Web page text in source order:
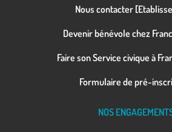
Nous contacter
Devenir bénévole chez
Faire son Service civique à
Formulaire de pré-
NOS